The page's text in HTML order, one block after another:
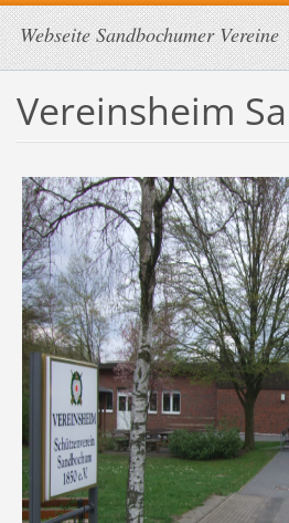
Webseite Sandbochumer Vereine
Vereinsheim